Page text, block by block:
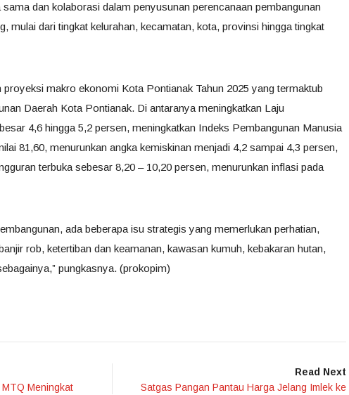
sama dan kolaborasi dalam penyusunan perencanaan pembangunan
mulai dari tingkat kelurahan, kecamatan, kota, provinsi hingga tingkat
proyeksi makro ekonomi Kota Pontianak Tahun 2025 yang termaktub
Daerah Kota Pontianak. Di antaranya meningkatkan Laju
4,6 hingga 5,2 persen, meningkatkan Indeks Pembangunan Manusia
81,60, menurunkan angka kemiskinan menjadi 4,2 sampai 4,3 persen,
terbuka sebesar 8,20 – 10,20 persen, menurunkan inflasi pada
ada beberapa isu strategis yang memerlukan perhatian,
rob, ketertiban dan keamanan, kawasan kumuh, kebakaran hutan,
pungkasnya. (prokopim)
Meningkat
Read Next
Satgas Pangan Pantau Harga Jelang Imlek ke